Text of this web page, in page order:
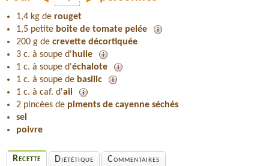
1,4 kg de rouget
1,5 petite boîte de tomate pelée
200 g de crevette décortiquée
3 c. à soupe d' huile
1 c. à soupe d'échalote
1 c. à soupe de basilic
1 c. à caf. d'ail
2 pincées de piments de cayenne séchés
sel
poivre
Recette Diététique Commentaires